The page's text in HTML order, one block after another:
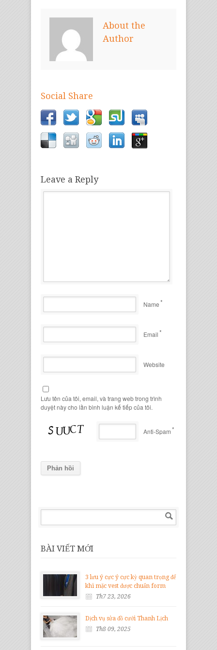
About the
Author
Social Share
Leave a Reply
Name*
Email*
Website
Lưu tên của tôi, email, và trang web trong trình
duyệt này cho lần bình luận kế tiếp của tôi.
Anti-Spam*
BÀI VIẾT MỚI
3 lưu ý cực ý cực kỳ quan trọng để
khi mặc vest được chuẩn form
Th7 23, 2026
Dịch vụ sửa đồ cưới Thanh Lịch
Th8 09, 2025